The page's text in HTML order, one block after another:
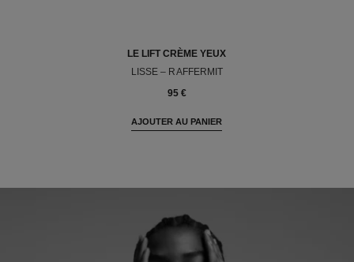
LE LIFT CRÈME YEUX
LISSE – RAFFERMIT
Réf. 141680
95 €
AJOUTER AU PANIER